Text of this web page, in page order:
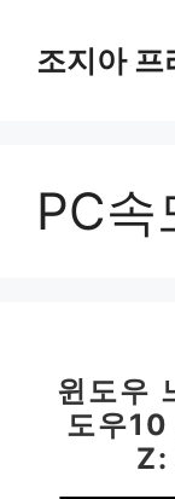
조지아 프
PC속
윈도우
도우
Z: